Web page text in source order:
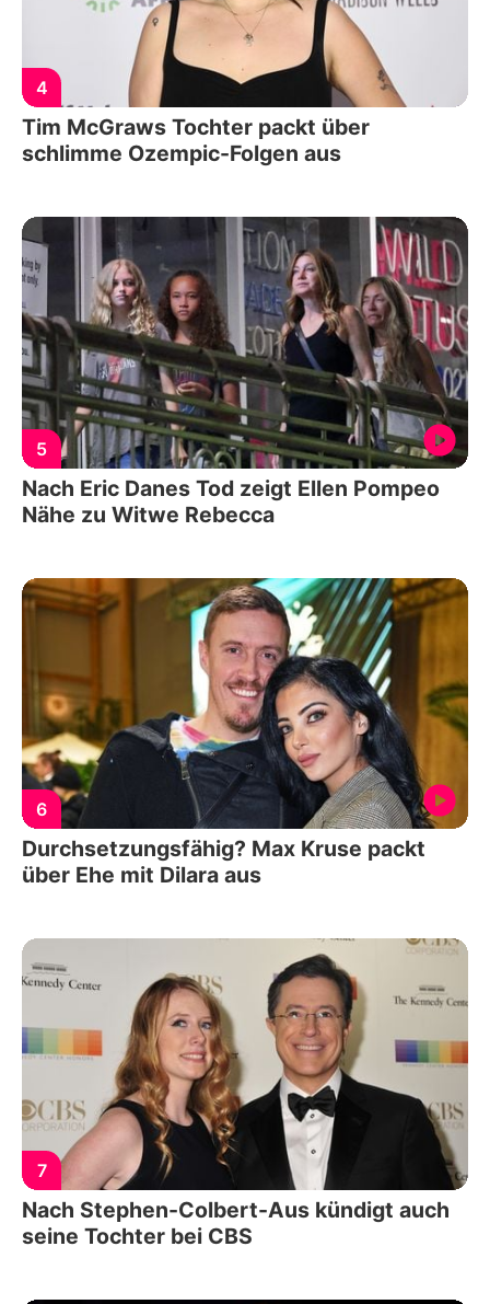
4
Tim McGraws Tochter packt über
schlimme Ozempic-Folgen aus
5
Nach Eric Danes Tod zeigt Ellen Pompeo
Nähe zu Witwe Rebecca
6
Durchsetzungsfähig? Max Kruse packt
über Ehe mit Dilara aus
7
Nach Stephen-Colbert-Aus kündigt auch
seine Tochter bei CBS